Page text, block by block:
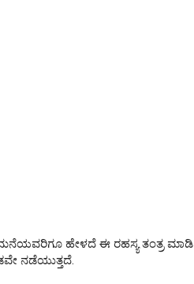
ಮನೆಯವರಿಗೂ ಹೇಳದೆ ಈ ರಹಸ್ಯ ತಂತ್ರ ಮಾಡಿ
ನಡೆಯುತ್ತದೆ.